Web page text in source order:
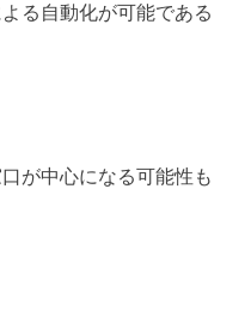
る自動化が可能である
が中心になる可能性も